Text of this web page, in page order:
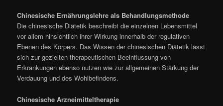
Chinesische Ernährungslehre als Behandlungsmethode
Die chinesische Diätetik beschreibt die einzelnen Lebensmittel
vor allem hinsichtlich ihrer Wirkung innerhalb der regulativen
Ebenen des Körpers. Das Wissen der chinesischen Diätetik lässt
sich zur gezielten therapeutischen Beeinflussung von
Erkrankungen ebenso nutzen wie zur allgemeinen Stärkung der
Verdauung und des Wohlbefindens.
Chinesische Arzneimitteltherapie